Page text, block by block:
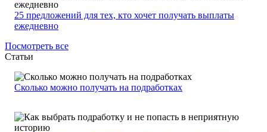
25 предложений для тех, кто хочет получать выплаты
ежедневно
Посмотреть все
Статьи
Сколько можно получать на подработках